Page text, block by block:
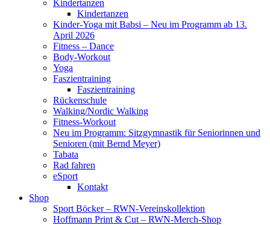
Kindertanzen
Kindertanzen
Kinder-Yoga mit Babsi – Neu im Programm ab 13.
April 2026
Fitness – Dance
Body-Workout
Yoga
Faszientraining
Faszientraining
Rückenschule
Walking/Nordic Walking
Fitness-Workout
Neu im Programm: Sitzgymnastik für Seniorinnen und
Senioren (mit Bernd Meyer)
Tabata
Rad fahren
eSport
Kontakt
Shop
Sport Böcker – RWN-Vereinskollektion
Hoffmann Print & Cut – RWN-Merch-Shop